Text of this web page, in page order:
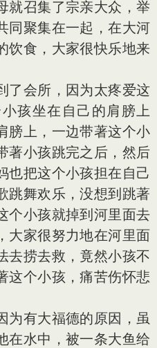
就召集了宗亲大众，举
同聚集在一起，在大河
饮食，大家很快乐地来
会所，因为太疼爱这
孩坐在自己的肩膀上
膀上，一边带著这个小
著小孩跳完之后，然后
也把这个小孩担在自己
跳舞欢乐，没想到跳著
个小孩就掉到河里面去
大家很努力地在河里面
去捞去救，竟然小孩不
这个小孩，痛苦伤怀悲
有大福德的原因，虽
在水中，被一条大鱼给